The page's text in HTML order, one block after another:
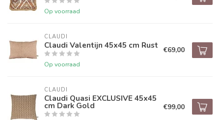
Op voorraad
CLAUDI
Claudi Valentijn 45x45 cm Rust
Op voorraad
€69,00
CLAUDI
Claudi Quasi EXCLUSIVE 45x45
cm Dark Gold €99,00